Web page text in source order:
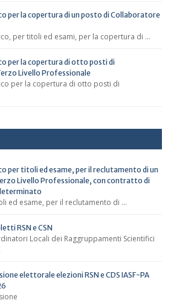
per la copertura di un posto di Collaboratore
per titoli ed esami, per la copertura di …
per la copertura di otto posti di
Livello Professionale
per la copertura di otto posti di
per titoli ed esame, per il reclutamento di un
Livello Professionale, con contratto di
ed esame, per il reclutamento di …
RSN e CSN
Locali dei Raggruppamenti Scientifici
elettorale elezioni RSN e CDS IASF-PA